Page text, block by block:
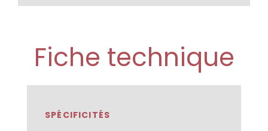
Fiche technique
SPÉCIFICITÉS